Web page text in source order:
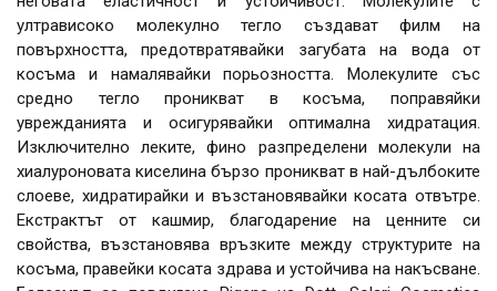
ултрависоко молекулно тегло създават филм на
повърхността, предотвратявайки загубата на вода от
косъма и намалявайки порьозността. Молекулите със
средно тегло проникват в косъма, поправяйки
уврежданията и осигурявайки оптимална хидратация.
Изключително леките, фино разпределени молекули на
хиалуроновата киселина бързо проникват в най-дълбоките
слоеве, хидратирайки и възстановявайки косата отвътре.
Екстрактът от кашмир, благодарение на ценните си
свойства, възстановява връзките между структурите на
косъма, правейки косата здрава и устойчива на накъсване.